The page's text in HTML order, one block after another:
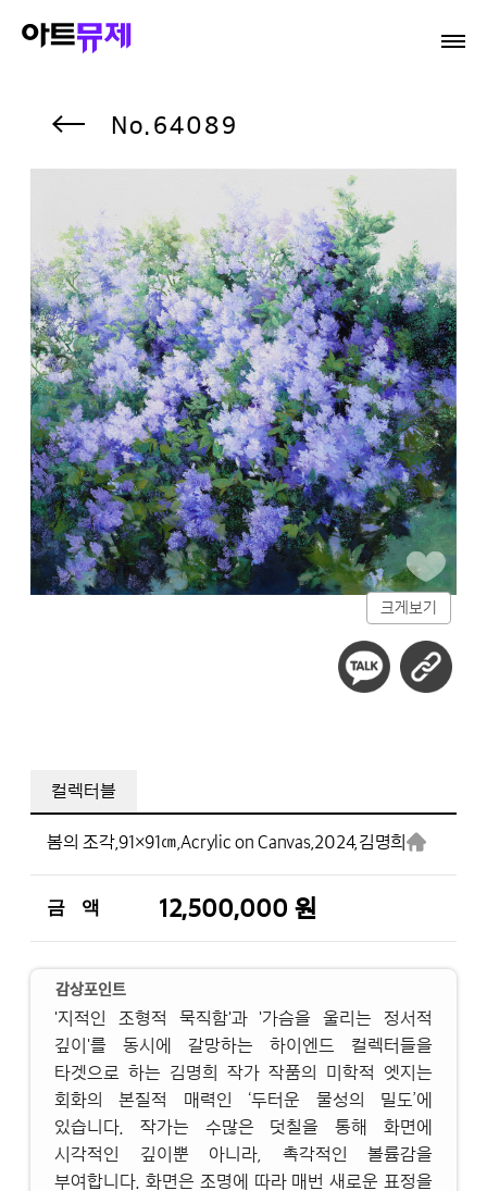
64089
크게보기
컬렉터블
봄의 조각,91×91㎝, Acrylic on Canvas, 2024,김명희
금 액 12,500,000 원
감상포인트
'지적인 조형적 묵직함'과 '가슴을 울리는 정서적
깊이'를 동시에 갈망하는 하이엔드 컬렉터들을
타겟으로 하는 김명희 작가 작품의 미학적 엣지는
회화의 본질적 매력인 ‘두터운 물성의 밀도’에
있습니다. 작가는 수많은 덧칠을 통해 화면에
시각적인 깊이뿐 아니라, 촉각적인 볼륨감을
부여합니다. 화면은 조명에 따라 매번 새로운 표정을